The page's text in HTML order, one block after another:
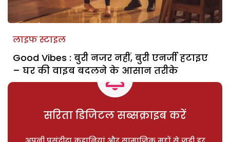
लाइफ स्टाइल
Good Vibes : बुरी नजर नहीं, बुरी एनर्जी हटाइए
– घर की वाइब बदलने के आसान तरीके
सरिता डिजिटल सब्सक्राइब करें